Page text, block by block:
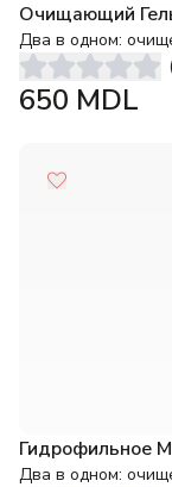
Очищающий
Два в одном:
650 MDL
Гидрофильное
Два в одном: